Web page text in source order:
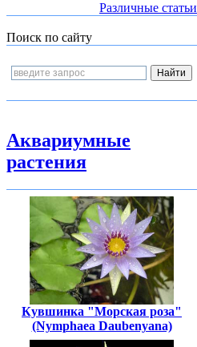
Различные статьи
Поиск по сайту
Аквариумные
растения
Кувшинка "Морская роза"
(Nymphaea Daubenyana)